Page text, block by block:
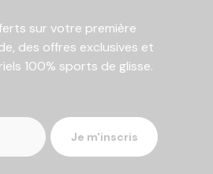
sur votre première
des offres exclusives et
100% sports de glisse.
Je m'inscris